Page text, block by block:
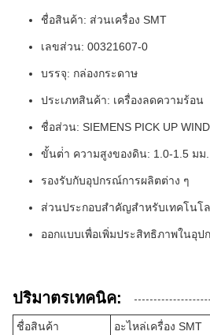
ชื่อสินค้า: ส่วนเครื่อง SMT
เลขส่วน: 00321607-0
บรรจุ: กล่องกระดาษ
ประเภทสินค้า: เครื่องลดความร้อน
ชื่อส่วน: SIEMENS PICK UP
ขั้นต่ํา ความสูงของดิน: 1.0-1.5 มม.
รองรับกับอุปกรณ์การผลิตต่าง ๆ
ส่วนประกอบสําคัญสําหรับเทคโนโ
ออกแบบเพื่อเพิ่มประสิทธิภาพในอุป
ปริมาตรเทคนิค:
ชื่อสินค้า อะไหล่เครื่อง SMT